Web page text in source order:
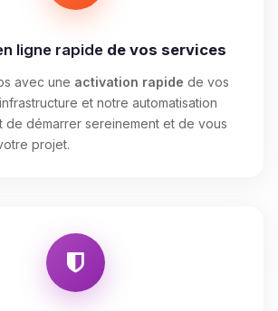
ligne rapide de vos services
avec une activation rapide de vos
et notre automatisation
de démarrer sereinement et de vous
projet.